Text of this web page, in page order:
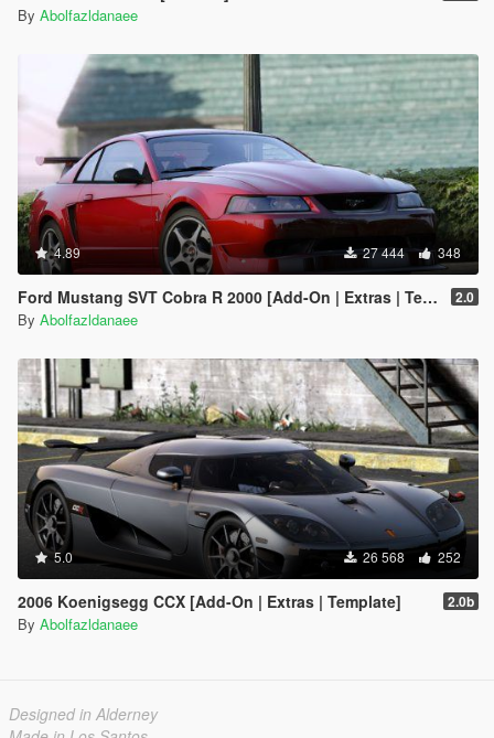
By Abolfazldanaee
4.89 27 444 348
Ford Mustang SVT Cobra R 2000 [Add-On | Extras | Template] 2.0
By Abolfazldanaee
5.0 26 568 252
2006 Koenigsegg CCX [Add-On | Extras | Template] 2.0b
By Abolfazldanaee
Designed in Alderney